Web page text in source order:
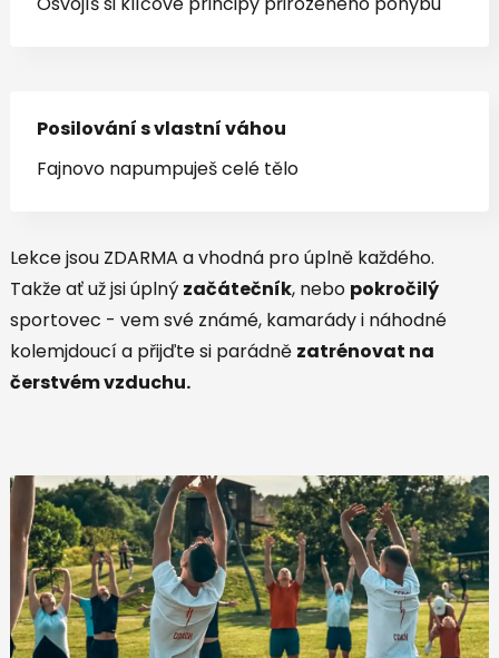
Posilování s vlastní váhou
Fajnovo napumpuješ celé tělo
Lekce jsou ZDARMA a vhodná pro úplně každého.
Takže ať už jsi úplný začátečník, nebo pokročilý
sportovec - vem své známé, kamarády i náhodné
kolemjdoucí a přijďte si parádně zatrénovat na
čerstvém vzduchu.